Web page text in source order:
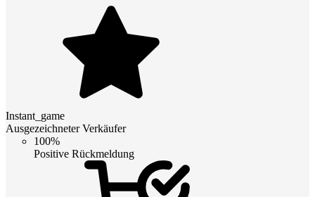
Instant_game
Ausgezeichneter Verkäufer
100%
Positive Rückmeldung